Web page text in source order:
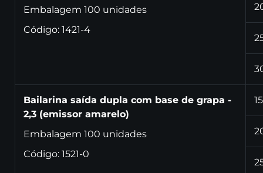
Embalagem 100 unidades
Código: 1421-4
Bailarina saída dupla com base de grapa -
2,3 (emissor amarelo)
Embalagem 100 unidades
Código: 1521-0
15